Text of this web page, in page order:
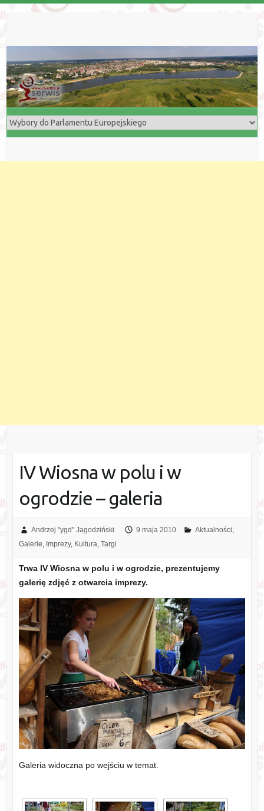
IV Wiosna w polu i w
ogrodzie – galeria
Andrzej "ygd" Jagodziński 9 maja 2010 Aktualności,
Galerie, Imprezy, Kultura, Targi
Trwa IV Wiosna w polu i w ogrodzie, prezentujemy
galerię zdjęć z otwarcia imprezy.
Galeria widoczna po wejściu w temat.